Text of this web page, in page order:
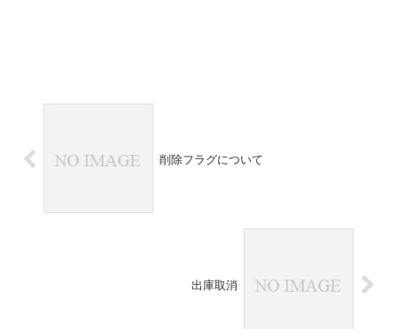
削除フラグについて
出庫取消